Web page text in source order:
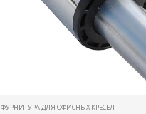
ФУРНИТУРА ДЛЯ ОФИСНЫХ КРЕСЕЛ